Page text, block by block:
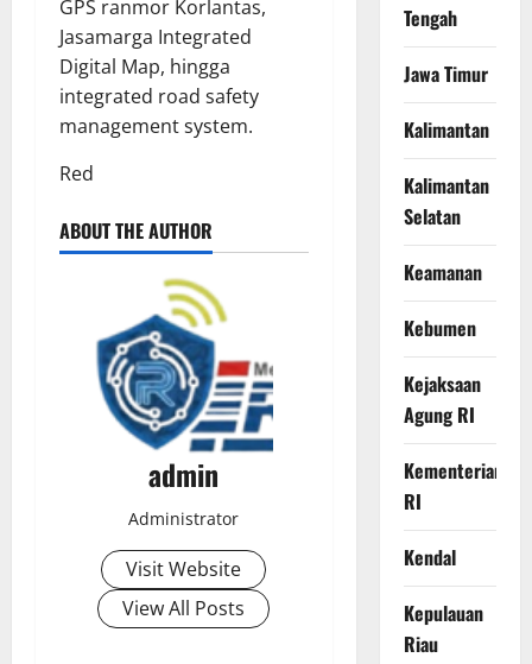
GPS ranmor Korlantas,
Jasamarga Integrated
Digital Map, hingga
integrated road safety
management system.
Red
ABOUT THE AUTHOR
admin
Administrator
Visit Website
View All Posts
Tengah
Jawa Timur
Kalimantan
Kalimantan
Selatan
Keamanan
Kebumen
Kejaksaan
Agung RI
Kementerian
RI
Kendal
Kepulauan
Riau